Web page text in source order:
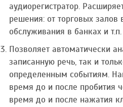
аудиорегистратор.
решения: от торговых
обслуживания в банках и т.п.
Позволяет автоматически
записанную речь, так и
определенным событиям.
время до и после пробития
время до и после нажатия